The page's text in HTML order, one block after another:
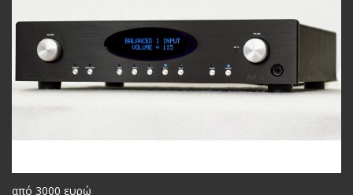
από 3000 ευρώ